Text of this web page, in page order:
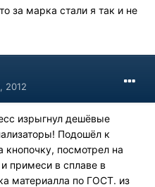
за марка стали я так и не
2012
изрыгнул дешёвые
Подошёл к
посмотрел на
примеси в сплаве в
материалла по ГОСТ. из